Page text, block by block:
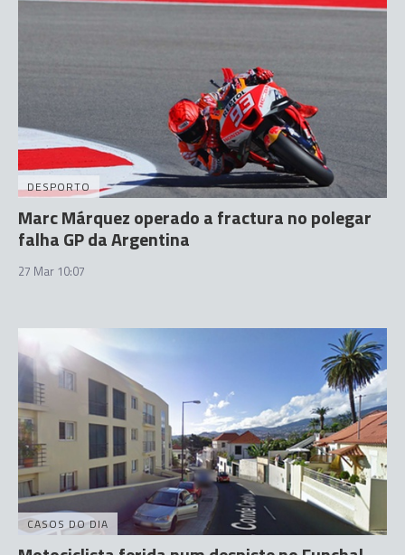
DESPORTO
Marc Márquez operado a fractura no polegar
falha GP da Argentina
27 Mar 10:07
CASOS DO DIA